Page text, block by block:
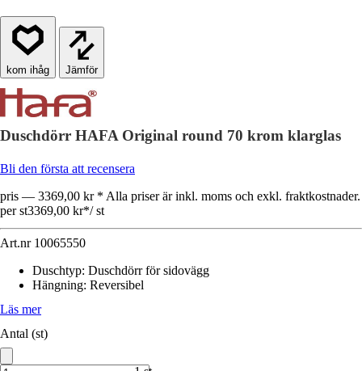
Jämför
Duschdörr HAFA Original round 70 krom klarglas
Bli den första att recensera
pris — 3369,00 kr * Alla priser är inkl. moms och exkl. fraktkostnader.
per st3369,00 kr*/ st
Art.nr 10065550
Duschtyp: Duschdörr för sidovägg
Hängning: Reversibel
Läs mer
Antal (st)